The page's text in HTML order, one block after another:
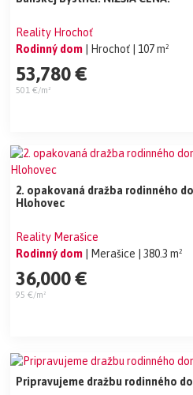
Reality Hrochoť
Rodinný dom
| Hrochoť | 107 m²
53,780 €
501 €/m²
2. opakovaná dražba rodinného
Hlohovec
Reality Merašice
Rodinný dom
| Merašice | 380.3 m²
36,000 €
95 €/m²
Pripravujeme dražbu rodinného